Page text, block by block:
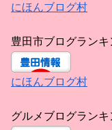
にほんブログ村
豊田市ブログランキ
にほんブログ村
グルメブログランキ